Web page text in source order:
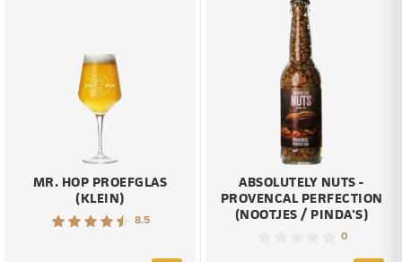
MR. HOP PROEFGLAS
(KLEIN)
8.5
ABSOLUTELY NUTS -
PROVENCAL PERFECTION
(NOOTJES / PINDA'S)
0